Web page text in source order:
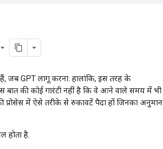
जब GPT लागू करना. हालांकि, इस तरह के
की कोई गारंटी नहीं है कि वे आने वाले समय में भी
प्रोसेस में ऐसे तरीके से रुकावटें पैदा हों जिनका अनुमान
होता है.